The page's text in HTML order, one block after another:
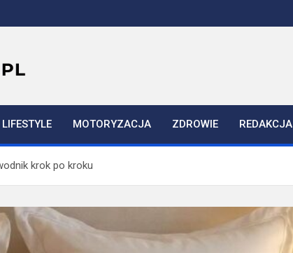
LIFESTYLE MOTORYZACJA ZDROWIE REDAKCJA
krok po kroku